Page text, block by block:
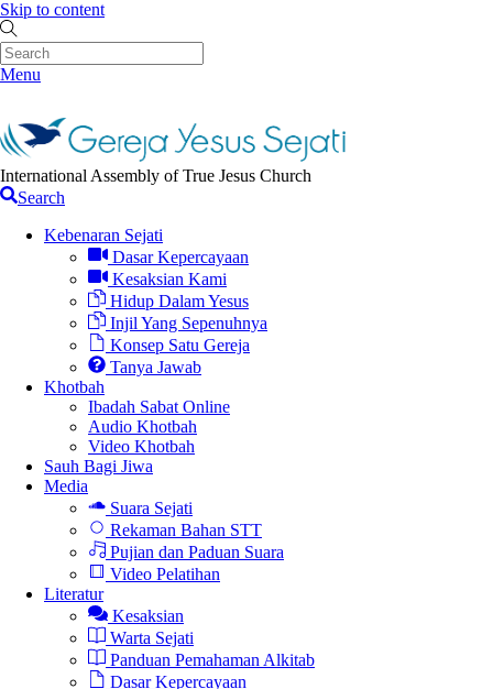
Skip to content
Menu
International Assembly of True Jesus Church
Search
Kebenaran Sejati
Dasar Kepercayaan
Kesaksian Kami
Hidup Dalam Yesus
Injil Yang Sepenuhnya
Konsep Satu Gereja
Tanya Jawab
Khotbah
Ibadah Sabat Online
Audio Khotbah
Video Khotbah
Sauh Bagi Jiwa
Media
Suara Sejati
Rekaman Bahan STT
Pujian dan Paduan Suara
Video Pelatihan
Literatur
Kesaksian
Warta Sejati
Panduan Pemahaman Alkitab
Dasar Kepercayaan